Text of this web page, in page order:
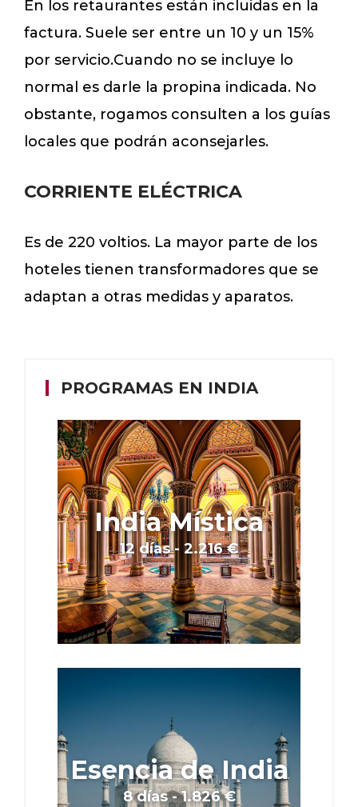
En los retaurantes están incluidas en la
factura. Suele ser entre un 10 y un 15%
por servicio.Cuando no se incluye lo
normal es darle la propina indicada. No
obstante, rogamos consulten a los guías
locales que podrán aconsejarles.
CORRIENTE ELÉCTRICA
Es de 220 voltios. La mayor parte de los
hoteles tienen transformadores que se
adaptan a otras medidas y aparatos.
PROGRAMAS EN INDIA
India Mística
12 días - 2.216 €
Esencia de India
8 días - 1.826 €